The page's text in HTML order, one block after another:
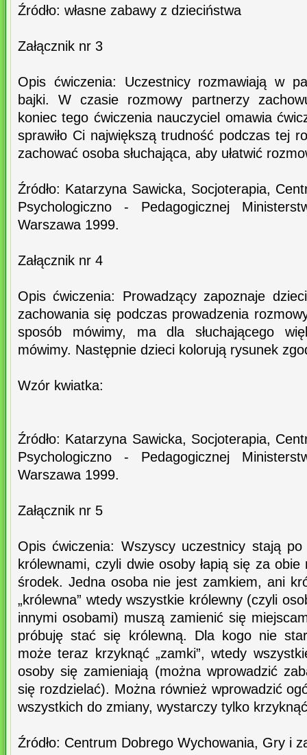
Źródło: własne zabawy z dzieciństwa
Załącznik nr 3
Opis ćwiczenia: Uczestnicy rozmawiają w
bajki. W czasie rozmowy partnerzy
koniec tego ćwiczenia nauczyciel omawia
sprawiło Ci największą trudność podczas tej
zachować osoba słuchająca, aby ułatwić
Źródło: Katarzyna Sawicka, Socjoterapia,
Psychologiczno - Pedagogicznej
Warszawa 1999.
Załącznik nr 4
Opis ćwiczenia: Prowadzący zapoznaje
zachowania się podczas prowadzenia
sposób mówimy, ma dla słuchającego
mówimy. Następnie dzieci kolorują rysunek
Wzór kwiatka:
Źródło: Katarzyna Sawicka, Socjoterapia,
Psychologiczno - Pedagogicznej
Warszawa 1999.
Załącznik nr 5
Opis ćwiczenia: Wszyscy uczestnicy stają
królewnami, czyli dwie osoby łapią się za
środek. Jedna osoba nie jest zamkiem, ani
„królewna” wtedy wszystkie królewny (czyli
innymi osobami) muszą zamienić się
próbuję stać się królewną. Dla kogo nie
może teraz krzyknąć „zamki”, wtedy
osoby się zamieniają (można wprowadzić
się rozdzielać). Można również wprowadzić
wszystkich do zmiany, wystarczy tylko
Źródło: Centrum Dobrego Wychowania, Gry i